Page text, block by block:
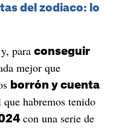
del zodiaco: lo
para conseguir
mejor que
borrón y cuenta
que habremos tenido
con una serie de